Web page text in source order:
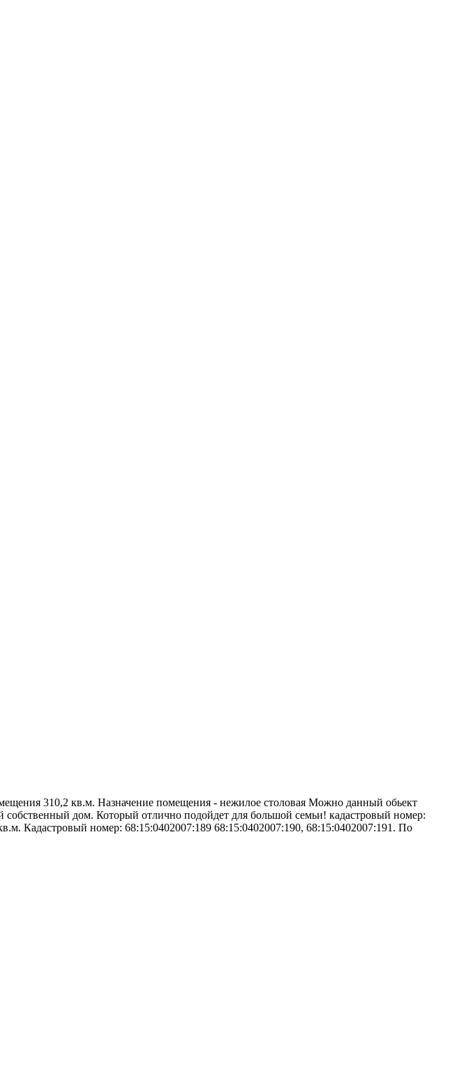
310,2 кв.м. Назначение помещения - нежилое столовая Можно данный обьект
собственный дом. Который отлично подойдет для большой семьи! кадастровый номер:
Кадастровый номер: 68:15:0402007:189 68:15:0402007:190, 68:15:0402007:191. По